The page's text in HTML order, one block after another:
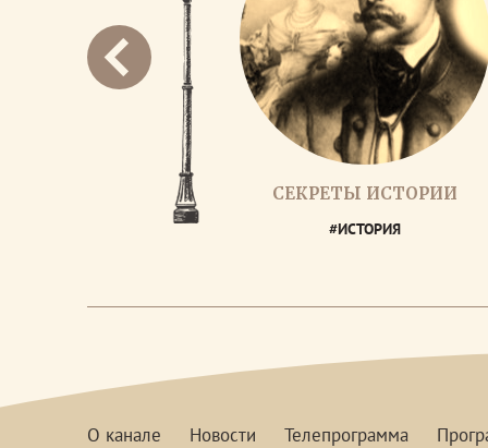
СЕКРЕТЫ ИСТОРИИ
#ИСТОРИЯ
О канале Новости Телепрограмма